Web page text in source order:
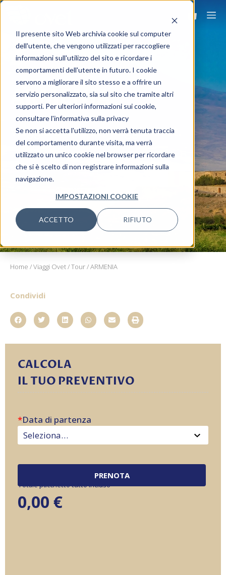
Il presente sito Web archivia cookie sul computer
dell'utente, che vengono utilizzati per raccogliere
informazioni sull'utilizzo del sito e ricordare i
comportamenti dell'utente in futuro. I cookie
servono a migliorare il sito stesso e a offrire un
servizio personalizzato, sia sul sito che tramite altri
supporti. Per ulteriori informazioni sui cookie,
consultare l'informativa sulla privacy
Se non si accetta l'utilizzo, non verrà tenuta traccia
del comportamento durante visita, ma verrà
utilizzato un unico cookie nel browser per ricordare
che si è scelto di non registrare informazioni sulla
navigazione.
IMPOSTAZIONI COOKIE
ACCETTO RIFIUTO
ARMENIA
Viaggia ovunque, viaggia Ovet.
Home /Viaggi Ovet/Tour/ ARMENIA
Condividi
CALCOLA
IL TUO PREVENTIVO
*Data di partenza
PRENOTA
Totale pacchetto tutto incluso
0,00 €